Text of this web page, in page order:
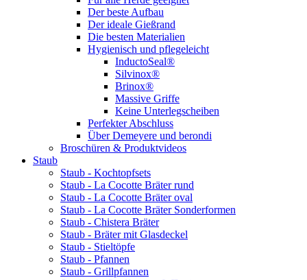
Der beste Aufbau
Der ideale Gießrand
Die besten Materialien
Hygienisch und pflegeleicht
InductoSeal®
Silvinox®
Brinox®
Massive Griffe
Keine Unterlegscheiben
Perfekter Abschluss
Über Demeyere und berondi
Broschüren & Produktvideos
Staub
Staub - Kochtopfsets
Staub - La Cocotte Bräter rund
Staub - La Cocotte Bräter oval
Staub - La Cocotte Bräter Sonderformen
Staub - Chistera Bräter
Staub - Bräter mit Glasdeckel
Staub - Stieltöpfe
Staub - Pfannen
Staub - Grillpfannen